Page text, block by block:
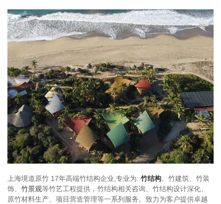
上海境道原竹 17年高端竹结构企业,专业为: 竹结构、竹建筑、竹装
饰、 竹景观等竹艺工程提供，竹结构相关咨询、竹结构设计深化、
原竹材料生产、项目营造管理等一系列服务。致力为客户提供卓越